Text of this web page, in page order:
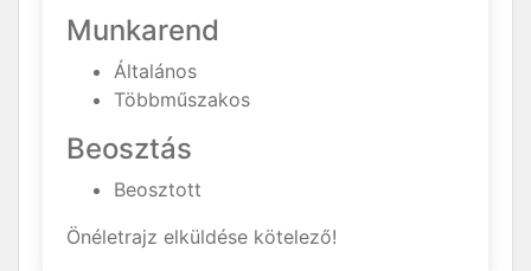
Munkarend
Általános
Többműszakos
Beosztás
Beosztott
Önéletrajz elküldése kötelező!